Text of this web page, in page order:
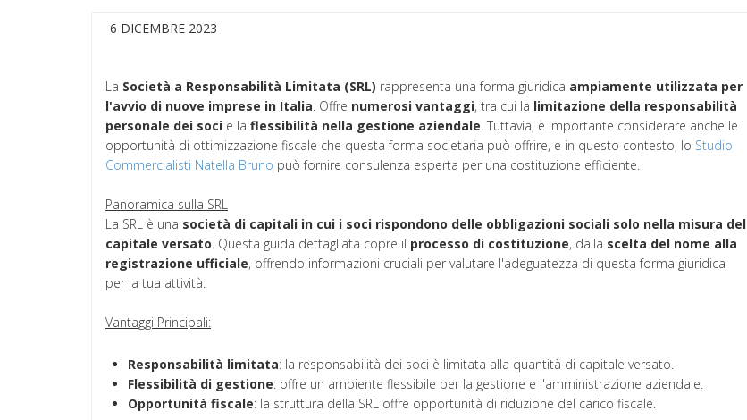
6 DICEMBRE 2023
La Società a Responsabilità Limitata (SRL) rappresenta una forma giuridica ampiamente utilizzata per
l'avvio di nuove imprese in Italia. Offre numerosi vantaggi, tra cui la limitazione della responsabilità
personale dei soci e la flessibilità nella gestione aziendale. Tuttavia, è importante considerare anche le
opportunità di ottimizzazione fiscale che questa forma societaria può offrire, e in questo contesto, lo Studio
Commercialisti Natella Bruno può fornire consulenza esperta per una costituzione efficiente.
Panoramica sulla SRL
La SRL è una società di capitali in cui i soci rispondono delle obbligazioni sociali solo nella misura del
capitale versato. Questa guida dettagliata copre il processo di costituzione, dalla scelta del nome alla
registrazione ufficiale, offrendo informazioni cruciali per valutare l'adeguatezza di questa forma giuridica
per la tua attività.
Vantaggi Principali:
Responsabilità limitata: la responsabilità dei soci è limitata alla quantità di capitale versato.
Flessibilità di gestione: offre un ambiente flessibile per la gestione e l'amministrazione aziendale.
Opportunità fiscale: la struttura della SRL offre opportunità di riduzione del carico fiscale.